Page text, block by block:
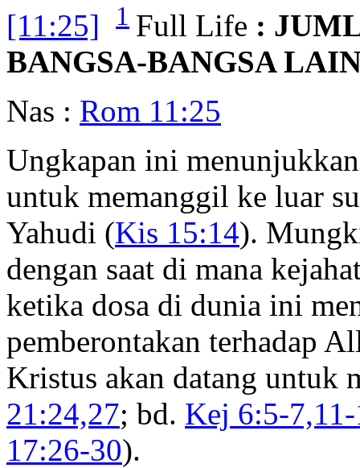
[11:25]
1 Full Life :
BANGSA-BANGSA
Nas : Rom 11:25
Ungkapan ini
untuk memanggil ke luar
Yahudi (Kis 15:14).
dengan saat di mana
ketika dosa di dunia ini
pemberontakan terhadap
Kristus akan datang untuk
21:24,27; bd. Kej 6:5-
17:26-30).